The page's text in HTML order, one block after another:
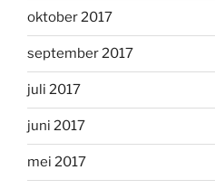
oktober 2017
september 2017
juli 2017
juni 2017
mei 2017